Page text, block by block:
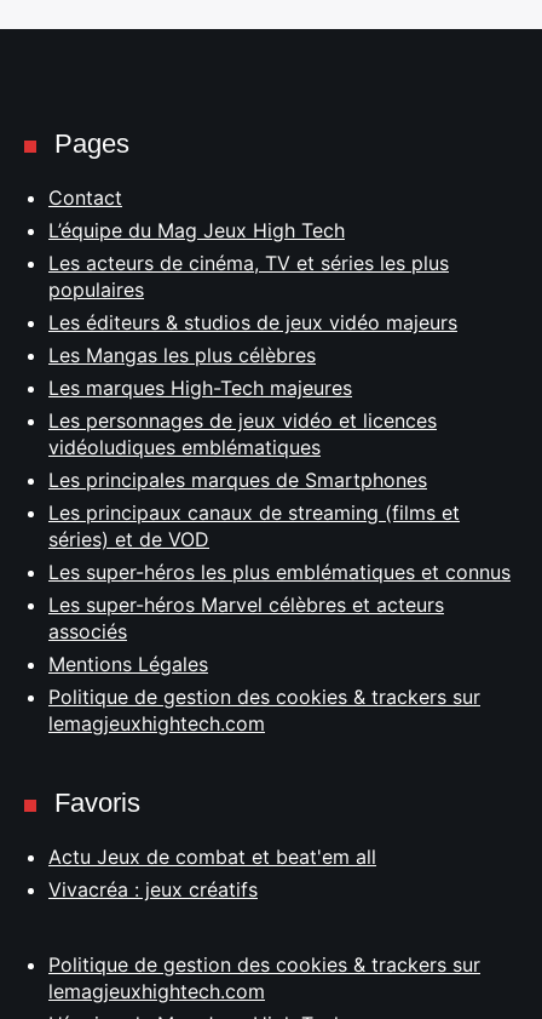
Pages
Contact
L’équipe du Mag Jeux High Tech
Les acteurs de cinéma, TV et séries les plus
populaires
Les éditeurs & studios de jeux vidéo majeurs
Les Mangas les plus célèbres
Les marques High-Tech majeures
Les personnages de jeux vidéo et licences
vidéoludiques emblématiques
Les principales marques de Smartphones
Les principaux canaux de streaming (films et
séries) et de VOD
Les super-héros les plus emblématiques et connus
Les super-héros Marvel célèbres et acteurs
associés
Mentions Légales
Politique de gestion des cookies & trackers sur
lemagjeuxhightech.com
Favoris
Actu Jeux de combat et beat'em all
Vivacréa : jeux créatifs
Politique de gestion des cookies & trackers sur
lemagjeuxhightech.com